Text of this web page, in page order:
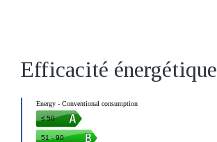
Efficacité énergétique